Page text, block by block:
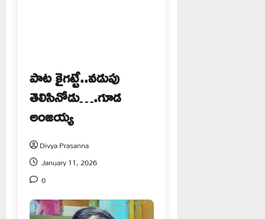
పాట కైగట్టే..వడుపు
తెలిసినోడు….గూడ
అంజయ్య
Divya Prasanna
January 11, 2026
0